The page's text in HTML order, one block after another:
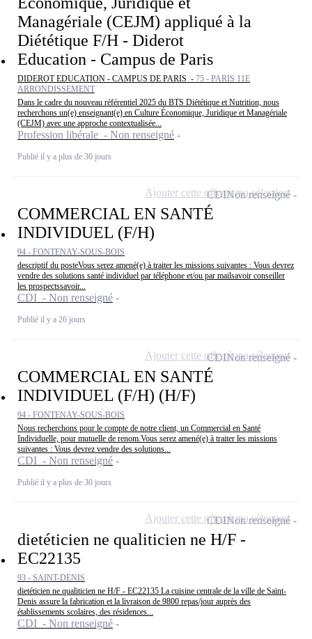
Managériale (CEJM) appliqué à la
Diététique F/H - Diderot
Education - Campus de Paris
DIDEROT EDUCATION - CAMPUS DE PARIS - 75 - PARIS 11E
ARRONDISSEMENT
Dans le cadre du nouveau référentiel 2025 du BTS Diététique et Nutrition, nous
recherchons un(e) enseignant(e) en Culture Économique, Juridique et Managériale
(CEJM) avec une approche contextualisée...
Profession libérale - Non renseigné
Publié il y a plus de 30 jours
COMMERCIAL EN SANTÉ
INDIVIDUEL (F/H)
94 - FONTENAY-SOUS-BOIS
descriptif du posteVous serez amené(e) à traiter les missions suivantes : Vous devrez
vendre des solutions santé individuel par téléphone et/ou par mailsavoir conseiller
les prospectssavoir...
CDI - Non renseigné
Publié il y a 26 jours
CDINon renseigné
Ajouter cette offre à ma sélection
COMMERCIAL EN SANTÉ
INDIVIDUEL (F/H) (H/F)
94 - FONTENAY-SOUS-BOIS
Nous recherchons pour le compte de notre client, un Commercial en Santé
Individuelle, pour mutuelle de renom.Vous serez amené(e) à traiter les missions
suivantes : Vous devrez vendre des solutions...
CDI - Non renseigné
Publié il y a plus de 30 jours
CDINon renseigné
Ajouter cette offre à ma sélection
dietéticien ne qualiticien ne H/F -
EC22135
93 - SAINT-DENIS
dietéticien ne qualiticien ne H/F - EC22135 La cuisine centrale de la ville de Saint-
Denis assure la fabrication et la livraison de 9800 repas/jour auprès des
établissements scolaires, des résidences...
CDI - Non renseigné
CDINon renseigné
Ajouter cette offre à ma sélection